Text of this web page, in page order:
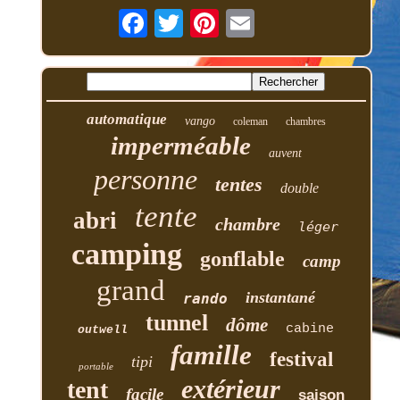
automatique vango coleman chambres
imperméable auvent
personne tentes double
abri tente chambre léger
camping gonflable camp
grand rando instantané
outwell tunnel dôme cabine
portable tipi famille festival
tent facile extérieur saison